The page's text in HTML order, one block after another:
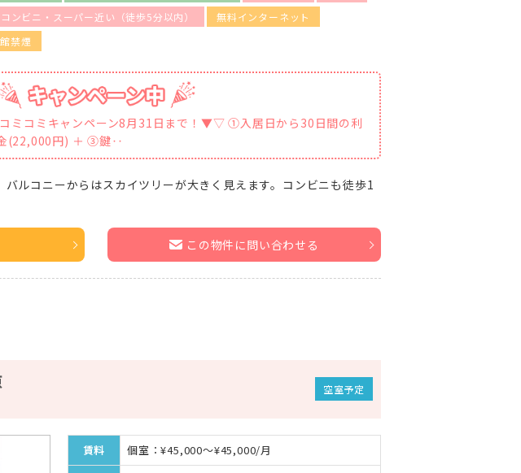
コンビニ・スーパー近い（徒歩5分以内）
無料インターネット
禁煙
ミコミキャンペーン8月31日まで！▼▽ ①入居日から30日間の利
(22,000円) ＋ ③鍵‥
ルコニーからはスカイツリーが大きく見えます。コンビニも徒歩1
この物件に問い合わせる
空室予定
賃料
個室：¥45,000～¥45,000/月